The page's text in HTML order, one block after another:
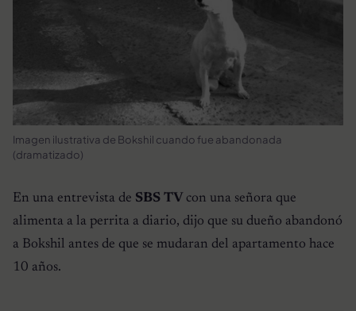
Imagen ilustrativa de Bokshil cuando fue abandonada
(dramatizado)
En una entrevista de SBS TV con una señora que
alimenta a la perrita a diario, dijo que su dueño abandonó
a Bokshil antes de que se mudaran del apartamento hace
10 años.